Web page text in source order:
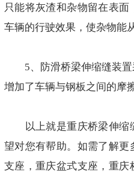
只能将灰渣和杂物留在表
车辆的行驶效果，使杂物能
5、防滑桥梁伸缩缝装置
增加了车辆与钢板之间的摩
以上就是重庆桥梁伸缩
望对您有帮助。如需了解
支座，重庆盆式支座，重